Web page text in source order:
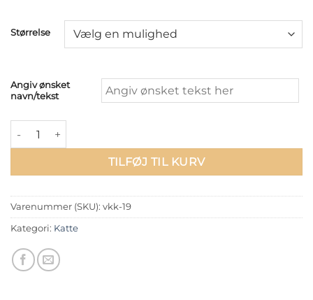
Størrelse
Angiv ønsket
navn/tekst
Bombay Cat - Farvet antal
TILFØJ TIL KURV
Varenummer (SKU): vkk-19
Kategori: Katte